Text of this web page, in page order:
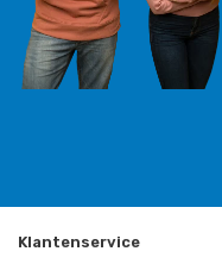
Klantenservice